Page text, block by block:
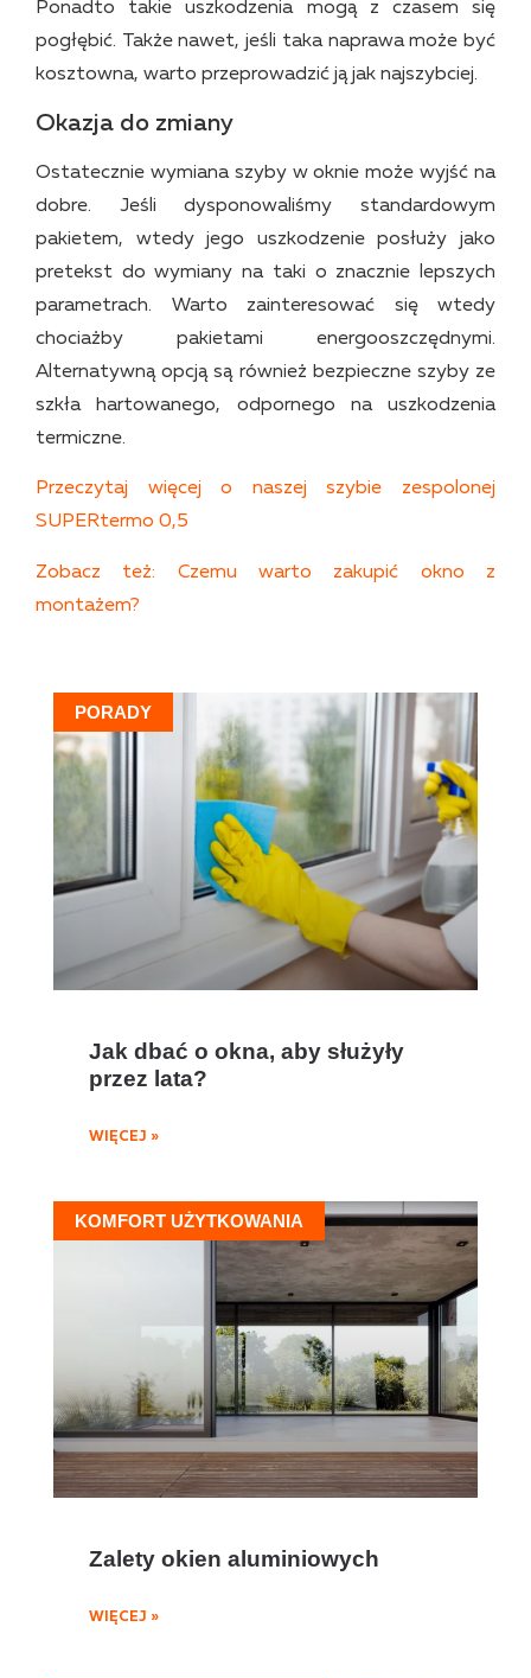
Ponadto takie uszkodzenia mogą z czasem się
pogłębić. Także nawet, jeśli taka naprawa może być
kosztowna, warto przeprowadzić ją jak najszybciej.
Okazja do zmiany
Ostatecznie wymiana szyby w oknie może wyjść na
dobre. Jeśli dysponowaliśmy standardowym
pakietem, wtedy jego uszkodzenie posłuży jako
pretekst do wymiany na taki o znacznie lepszych
parametrach. Warto zainteresować się wtedy
chociażby pakietami energooszczędnymi.
Alternatywną opcją są również bezpieczne szyby ze
szkła hartowanego, odpornego na uszkodzenia
termiczne.
Przeczytaj więcej o naszej szybie zespolonej
SUPERtermo 0,5
Zobacz też: Czemu warto zakupić okno z
montażem?
PORADY
Jak dbać o okna, aby służyły
przez lata?
WIĘCEJ »
KOMFORT UŻYTKOWANIA
Zalety okien aluminiowych
WIĘCEJ »